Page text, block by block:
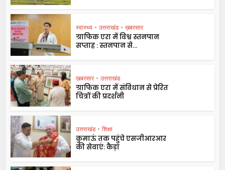
स्वास्थ्य • उत्तराखंड • ख़बरसार
ग्राफिक एरा में विश्व स्तनपान
सप्ताह : स्तनपान से...
ख़बरसार • उत्तराखंड
ग्राफिक एरा में संविधान से प्रेरित
चित्रों की प्रदर्शनी
उत्तराखंड • शिक्षा
कुमाऊं तक पहुंचे एसजीआरआर
की सेवाएं: कैड़ा